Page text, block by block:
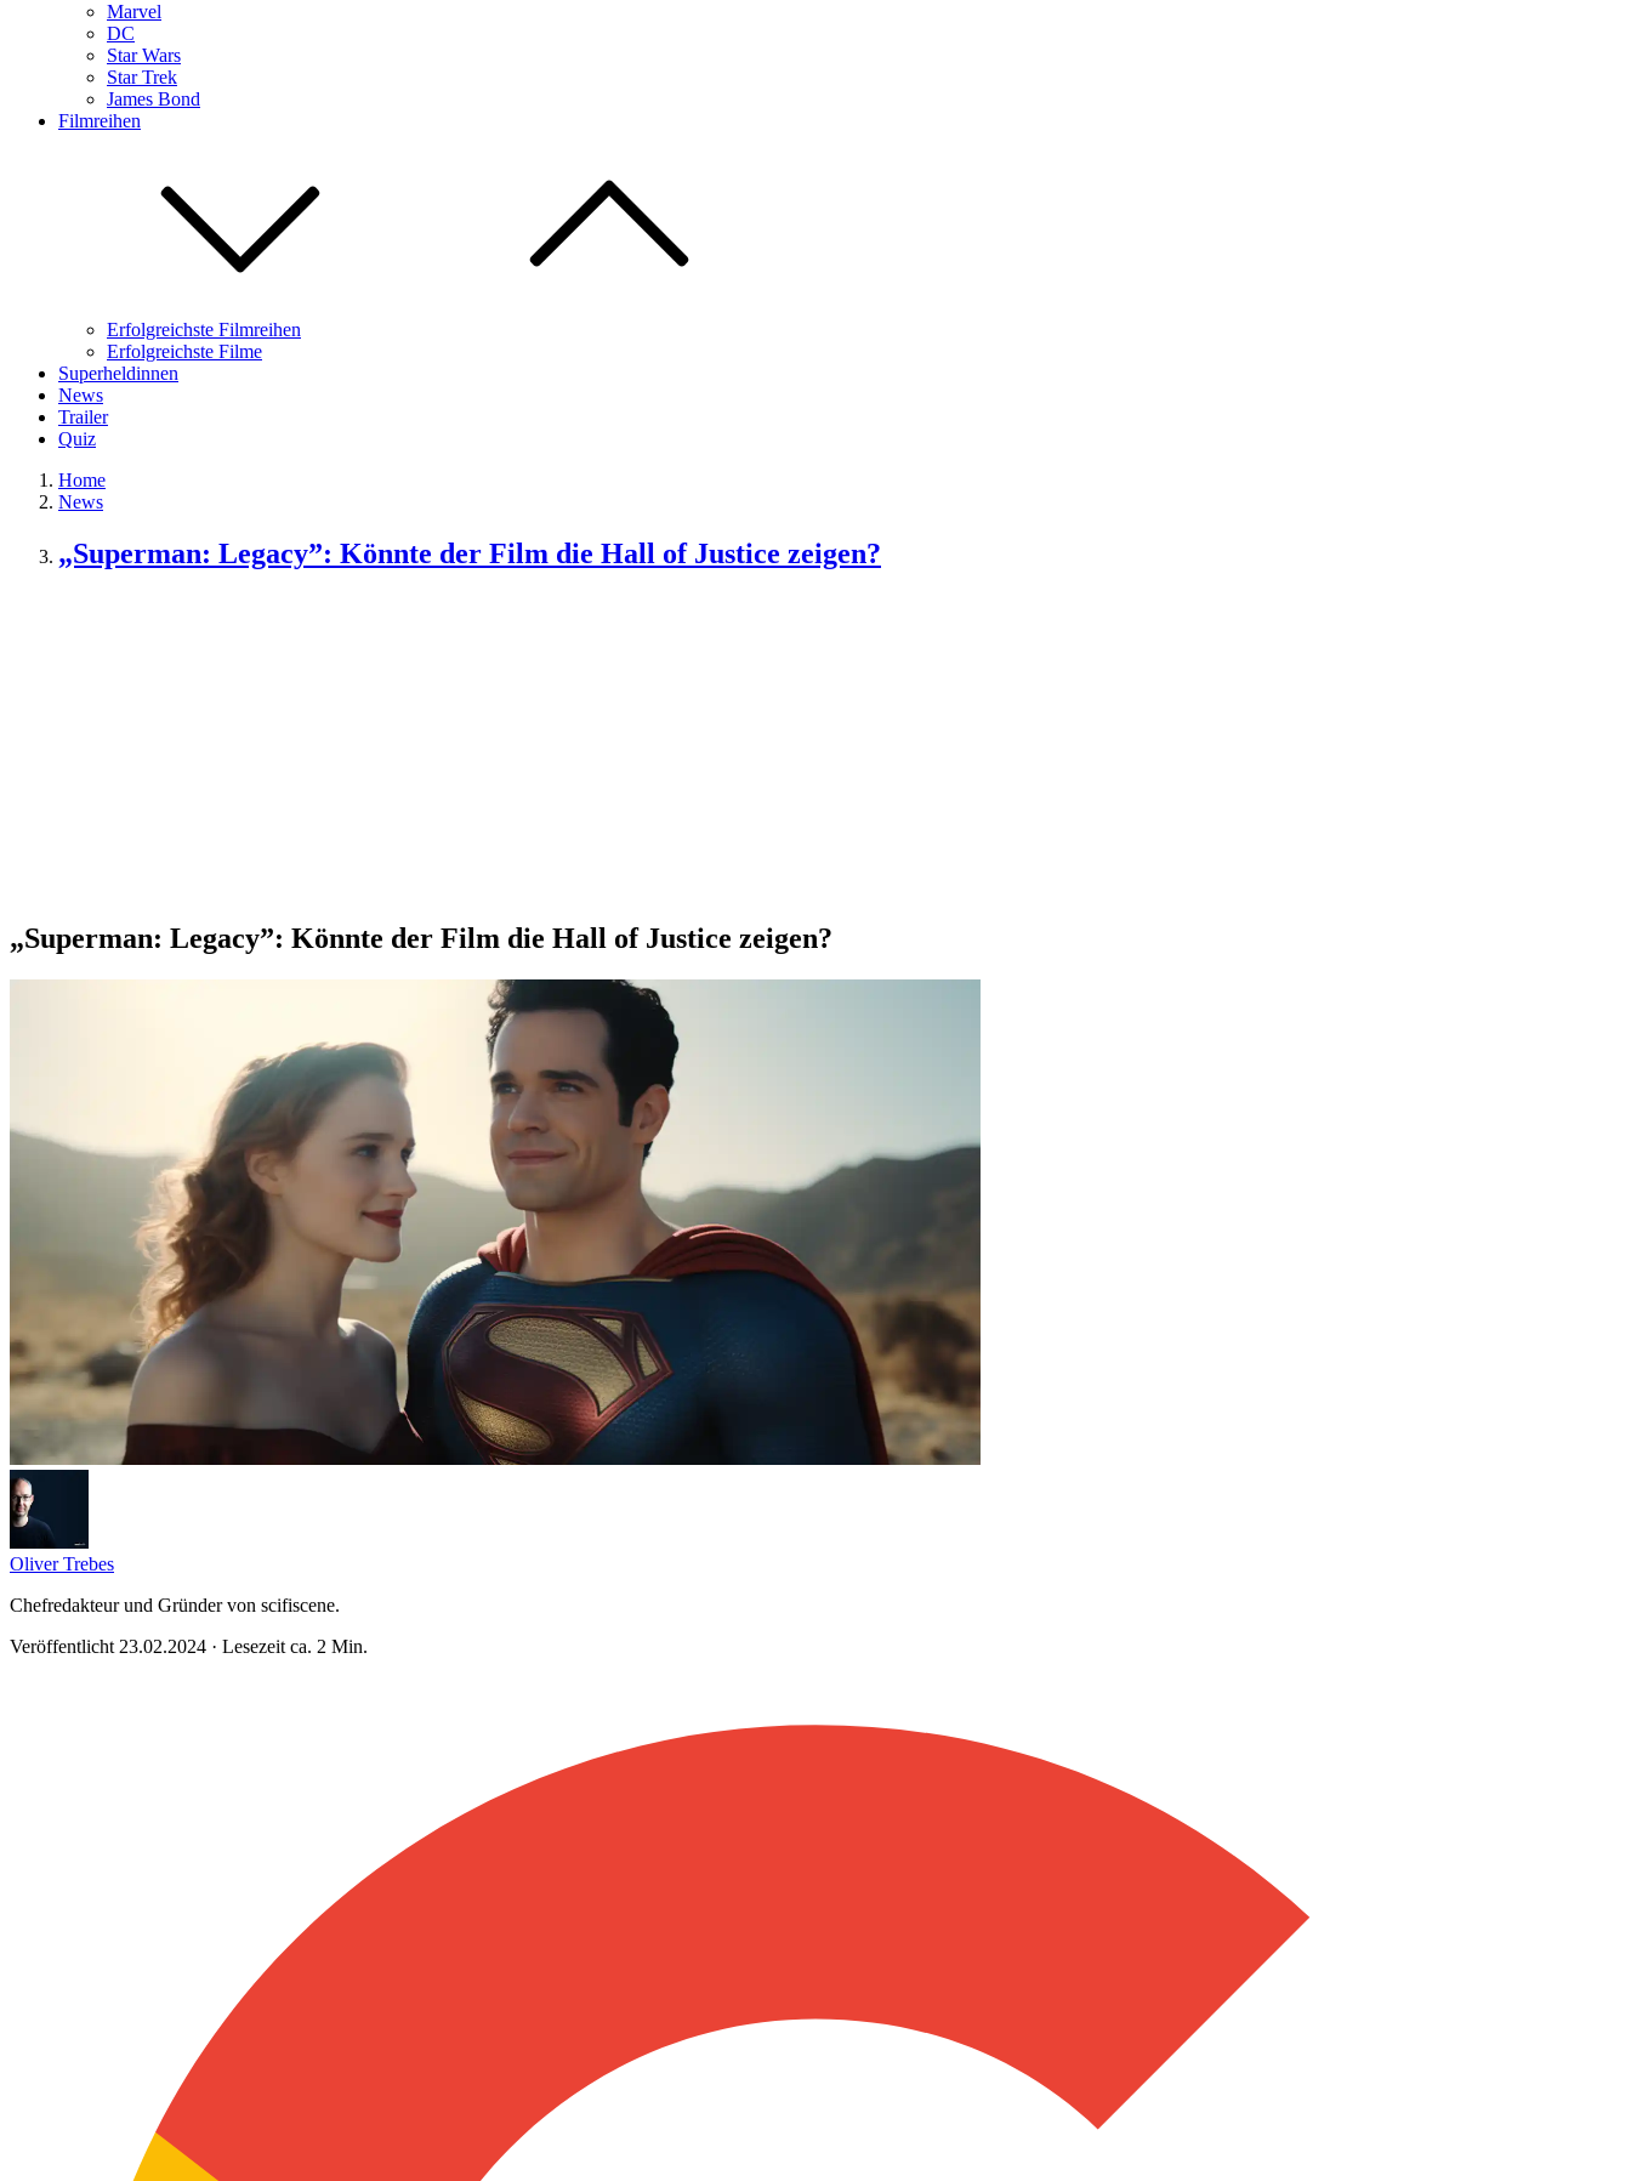
Marvel
DC
Star Wars
Star Trek
James Bond
Filmreihen
Erfolgreichste Filmreihen
Erfolgreichste Filme
Superheldinnen
News
Trailer
Quiz
Home
News
„Superman: Legacy”: Könnte der Film die Hall of Justice zeigen?
„Superman: Legacy”: Könnte der Film die Hall of Justice zeigen?
Oliver Trebes
Chefredakteur und Gründer von scifiscene.
Veröffentlicht 23.02.2024 · Lesezeit ca. 2 Min.